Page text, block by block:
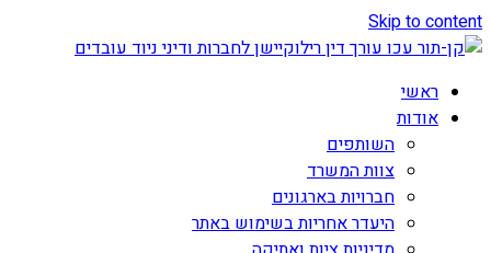
Skip to content
ראשי
אודות
השותפים
צוות המשרד
חברויות בארגונים
היעדר אחריות בשימוש באתר